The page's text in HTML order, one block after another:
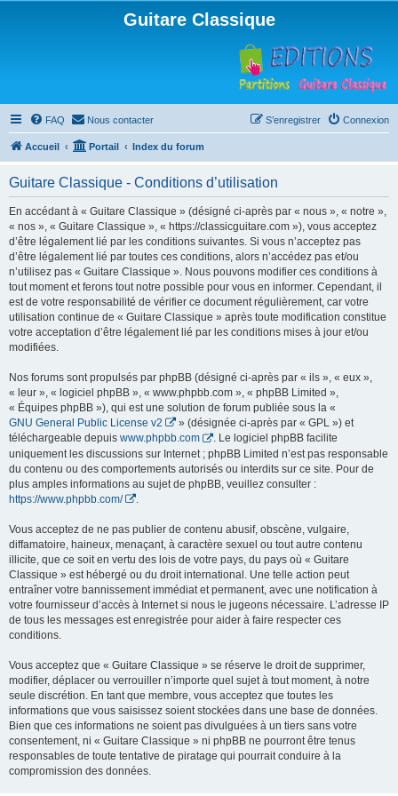
Guitare Classique
FAQ Nous contacter Connexion
S’enregistrer
Accueil Portail Index du forum
Guitare Classique - Conditions d’utilisation
En accédant à « Guitare Classique » (désigné ci-après par « nous », « notre »,
« nos », « Guitare Classique », « https://classicguitare.com »), vous acceptez
d’être légalement lié par les conditions suivantes. Si vous n’acceptez pas
d’être légalement lié par toutes ces conditions, alors n’accédez pas et/ou
n’utilisez pas « Guitare Classique ». Nous pouvons modifier ces conditions à
tout moment et ferons tout notre possible pour vous en informer. Cependant, il
est de votre responsabilité de vérifier ce document régulièrement, car votre
utilisation continue de « Guitare Classique » après toute modification constitue
votre acceptation d’être légalement lié par les conditions mises à jour et/ou
modifiées.
Nos forums sont propulsés par phpBB (désigné ci-après par « ils », « eux »,
« leur », « logiciel phpBB », « www.phpbb.com », « phpBB Limited »,
« Équipes phpBB »), qui est une solution de forum publiée sous la «
GNU General Public License v2
» (désignée ci-après par « GPL ») et
téléchargeable depuis www.phpbb.com
. Le logiciel phpBB facilite
uniquement les discussions sur Internet ; phpBB Limited n’est pas responsable
du contenu ou des comportements autorisés ou interdits sur ce site. Pour de
plus amples informations au sujet de phpBB, veuillez consulter :
https://www.phpbb.com/
Vous acceptez de ne pas publier de contenu abusif, obscène, vulgaire,
diffamatoire, haineux, menaçant, à caractère sexuel ou tout autre contenu
illicite, que ce soit en vertu des lois de votre pays, du pays où « Guitare
Classique » est hébergé ou du droit international. Une telle action peut
entraîner votre bannissement immédiat et permanent, avec une notification à
votre fournisseur d’accès à Internet si nous le jugeons nécessaire. L’adresse IP
de tous les messages est enregistrée pour aider à faire respecter ces
conditions.
Vous acceptez que « Guitare Classique » se réserve le droit de supprimer,
modifier, déplacer ou verrouiller n’importe quel sujet à tout moment, à notre
seule discrétion. En tant que membre, vous acceptez que toutes les
informations que vous saisissez soient stockées dans une base de données.
Bien que ces informations ne soient pas divulguées à un tiers sans votre
consentement, ni « Guitare Classique » ni phpBB ne pourront être tenus
responsables de toute tentative de piratage qui pourrait conduire à la
compromission des données.